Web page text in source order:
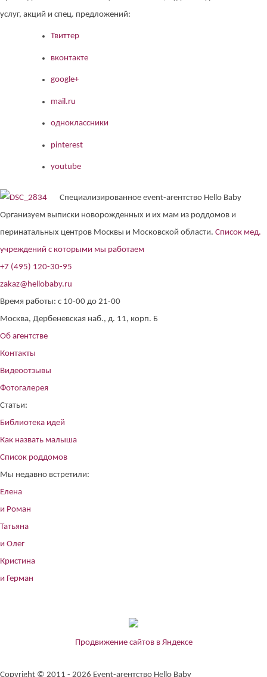
услуг, акций и спец. предложений:
Твиттер
вконтакте
google+
mail.ru
одноклассники
pinterest
youtube
Специализированное event-агентство Hello Baby
Организуем выписки новорожденных и их мам из роддомов и
перинатальных центров Москвы и Московской области. Список мед.
учреждений с которыми мы работаем
+7 (495) 120-30-95
zakaz@hellobaby.ru
Время работы: с 10-00 до 21-00
Москва, Дербеневская наб., д. 11, корп. Б
Об агентстве
Контакты
Видеоотзывы
Фотогалерея
Статьи:
Библиотека идей
Как назвать малыша
Список роддомов
Мы недавно встретили:
Елена
и Роман
Татьяна
и Олег
Кристина
и Герман
Продвижение сайтов в Яндексе
Copyright © 2011 - 2026 Event-агентство Hello Baby